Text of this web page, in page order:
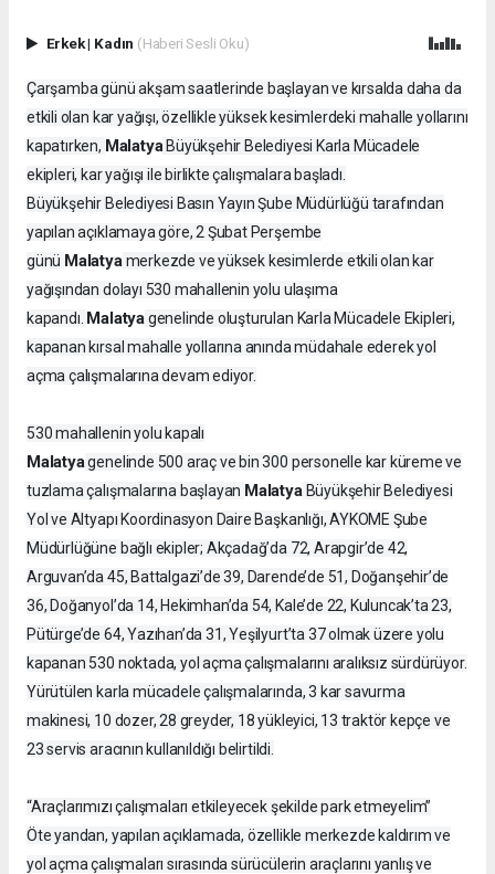
Erkek| Kadın (Haberi Sesli Oku)
Çarşamba günü akşam saatlerinde başlayan ve kırsalda daha da
etkili olan kar yağışı, özellikle yüksek kesimlerdeki mahalle yollarını
kapatırken, Malatya Büyükşehir Belediyesi Karla Mücadele
ekipleri, kar yağışı ile birlikte çalışmalara başladı.
Büyükşehir Belediyesi Basın Yayın Şube Müdürlüğü tarafından
yapılan açıklamaya göre, 2 Şubat Perşembe
günü Malatyamerkezde ve yüksek kesimlerde etkili olan kar
yağışından dolayı 530 mahallenin yolu ulaşıma
kapandı. Malatyagenelinde oluşturulan Karla Mücadele Ekipleri,
kapanan kırsal mahalle yollarına anında müdahale ederek yol
açma çalışmalarına devam ediyor.
530 mahallenin yolu kapalı
Malatyagenelinde 500 araç ve bin 300 personelle kar küreme ve
tuzlama çalışmalarına başlayan MalatyaBüyükşehir Belediyesi
Yol ve Altyapı Koordinasyon Daire Başkanlığı, AYKOME Şube
Müdürlüğüne bağlı ekipler; Akçadağ’da 72, Arapgir’de 42,
Arguvan’da 45, Battalgazi’de 39, Darende’de 51, Doğanşehir’de
36, Doğanyol’da 14, Hekimhan’da 54, Kale’de 22, Kuluncak’ta 23,
Pütürge’de 64, Yazıhan’da 31, Yeşilyurt’ta 37 olmak üzere yolu
kapanan 530 noktada, yol açma çalışmalarını aralıksız sürdürüyor.
Yürütülen karla mücadele çalışmalarında, 3 kar savurma
makinesi, 10 dozer, 28 greyder, 18 yükleyici, 13 traktör kepçe ve
23 servis aracının kullanıldığı belirtildi.
“Araçlarımızı çalışmaları etkileyecek şekilde park etmeyelim”
Öte yandan, yapılan açıklamada, özellikle merkezde kaldırım ve
yol açma çalışmaları sırasında sürücülerin araçlarını yanlış ve